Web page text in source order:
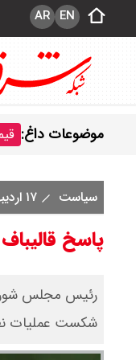
EN
AR
موضوعات داغ:
سیاست ۱۷ اردیبهشت ۱۴۰۵
پاسخ
رئیس مجلس
شکست عملیات